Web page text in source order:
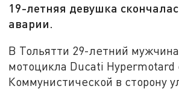
19-летняя девушка
аварии.
В Тольятти 29-летний
мотоцикла Ducati Hypermotard
Коммунистической в сторону